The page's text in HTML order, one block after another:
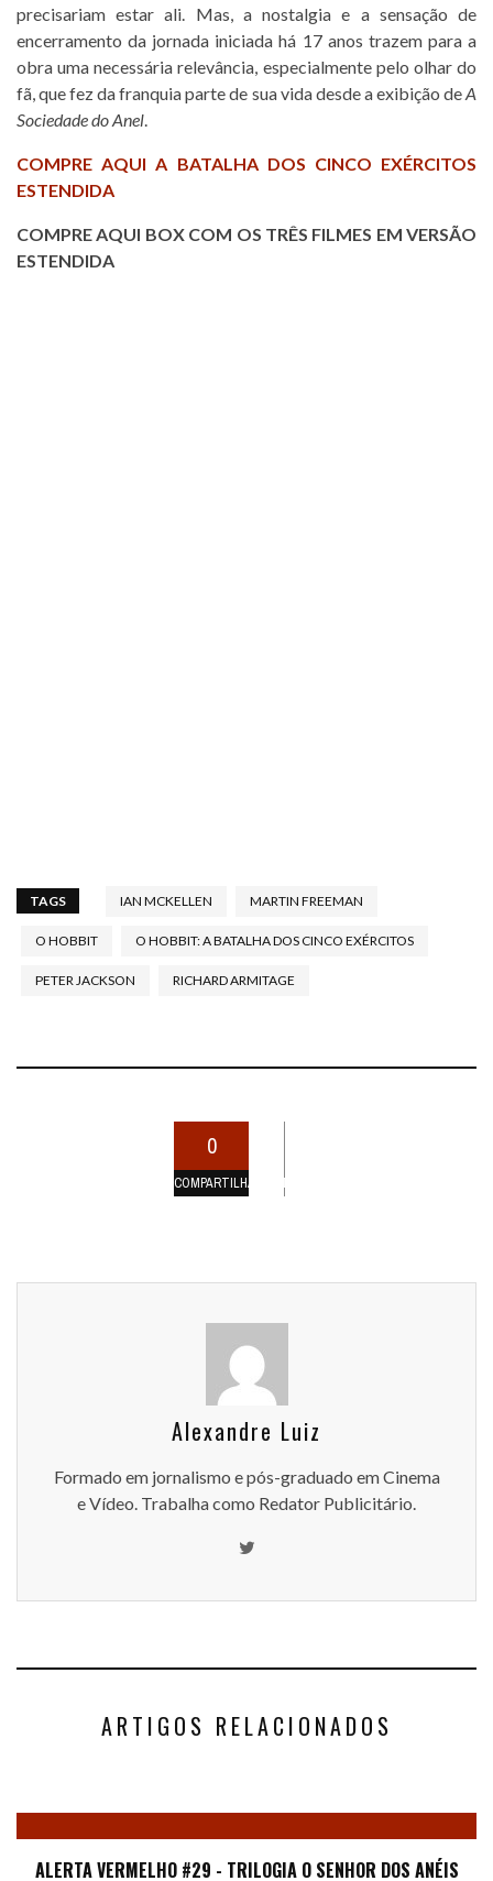
precisariam estar ali. Mas, a nostalgia e a sensação de
encerramento da jornada iniciada há 17 anos trazem para a
obra uma necessária relevância, especialmente pelo olhar do
fã, que fez da franquia parte de sua vida desde a exibição deA
Sociedade do Anel.
COMPRE AQUI A BATALHA DOS CINCO EXÉRCITOS
ESTENDIDA
COMPRE AQUI BOX COM OS TRÊS FILMES EM VERSÃO
ESTENDIDA
TAGS IAN MCKELLEN MARTIN FREEMAN
O HOBBIT O HOBBIT: A BATALHA DOS CINCO EXÉRCITOS
PETER JACKSON RICHARD ARMITAGE
0
COMPARTILHAMENTOS
Alexandre Luiz
Formado em jornalismo e pós-graduado em Cinema
e Vídeo. Trabalha como Redator Publicitário.
ARTIGOS RELACIONADOS
ALERTA VERMELHO #29 - TRILOGIA O SENHOR DOS ANÉIS